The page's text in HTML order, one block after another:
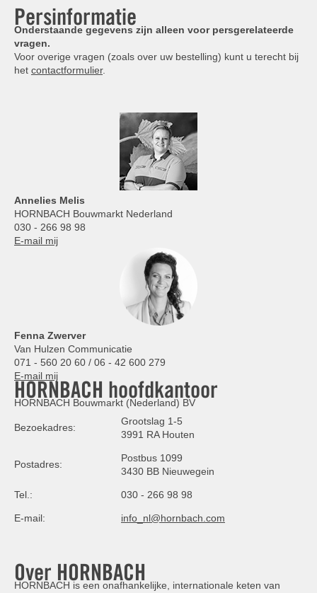
Persinformatie
Onderstaande gegevens zijn alleen voor persgerelateerde
vragen.
Voor overige vragen (zoals over uw bestelling) kunt u terecht bij
het contactformulier.
Annelies Melis
HORNBACH Bouwmarkt Nederland
030 - 266 98 98
E-mail mij
Fenna Zwerver
Van Hulzen Communicatie
071 - 560 20 60 / 06 - 42 600 279
E-mail mij
HORNBACH hoofdkantoor
HORNBACH Bouwmarkt (Nederland) BV
Bezoekadres:
Grootslag 1-5
3991 RA Houten
Postadres:
Postbus 1099
3430 BB Nieuwegein
Tel.: 030 - 266 98 98
E-mail: info_nl@hornbach.com
Over HORNBACH
HORNBACH is een onafhankelijke, internationale keten van